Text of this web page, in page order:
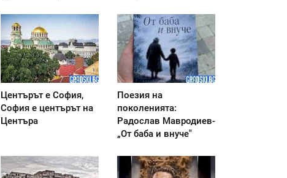
Центърът е София,
София е центърът на
Центъра
Поезия на
поколенията:
Радослав Мавродиев-
„От баба и внуче"